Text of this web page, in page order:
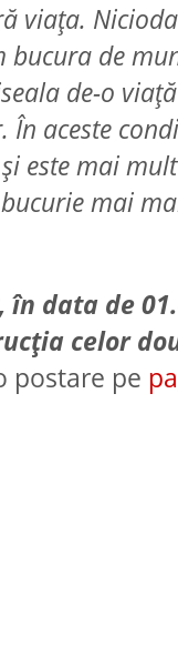
viața.
bucura de
de-o
aceste
este mai
mai
data de
celor
postare pe